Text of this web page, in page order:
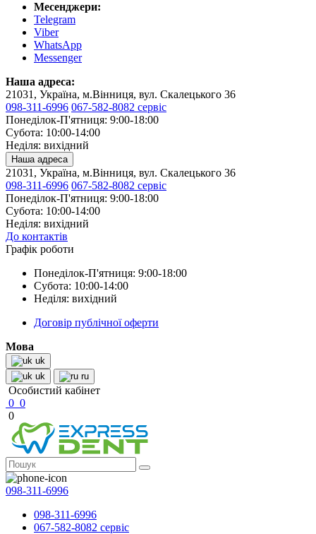
Месенджери:
Telegram
Viber
WhatsApp
Messenger
Наша адреса:
21031, Україна, м.Вінниця, вул. Скалецького 36
098-311-6996 067-582-8082 сервіс
Понеділок-П'ятниця: 9:00-18:00
Субота: 10:00-14:00
Неділя: вихідний
Наша адреса
21031, Україна, м.Вінниця, вул. Скалецького 36
098-311-6996 067-582-8082 сервіс
Понеділок-П'ятниця: 9:00-18:00
Субота: 10:00-14:00
Неділя: вихідний
До контактів
Графік роботи
Понеділок-П'ятниця: 9:00-18:00
Субота: 10:00-14:00
Неділя: вихідний
Договір публічної оферти
Мова
uk
uk
ru
Особистий кабінет
0 0
0
098-311-6996
098-311-6996
067-582-8082 сервіс